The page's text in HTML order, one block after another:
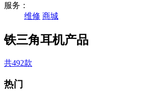
服务：
维修 商城
铁三角耳机产品
共492款
热门